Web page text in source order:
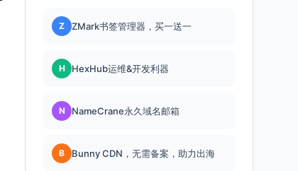
Z ZMark书签管理器，买一送一
H HexHub运维&开发利器
N NameCrane永久域名邮箱
B Bunny CDN，无需备案，助力出海